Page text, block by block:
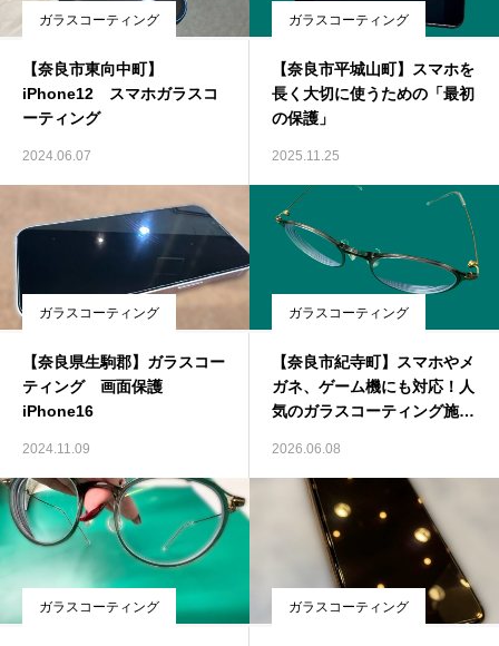
ガラスコーティング
【奈良市東向中町】
iPhone12 スマホガラスコ
ーティング
2024.06.07
ガラスコーティング
【奈良市平城山町】スマホを
長く大切に使うための「最初
の保護」
2025.11.25
ガラスコーティング
【奈良県生駒郡】ガラスコー
ティング 画面保護
iPhone16
2024.11.09
ガラスコーティング
【奈良市紀寺町】スマホやメ
ガネ、ゲーム機にも対応！人
気のガラスコーティング施工
2026.06.08
ガラスコーティング ガラスコーティング